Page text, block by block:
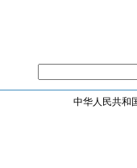
中华人民共和